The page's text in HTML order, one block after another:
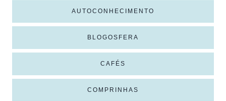
AUTOCONHECIMENTO
BLOGOSFERA
CAFÉS
COMPRINHAS